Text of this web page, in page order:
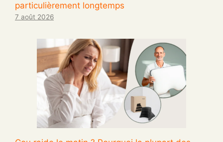
particulièrement longtemps
7 août 2026